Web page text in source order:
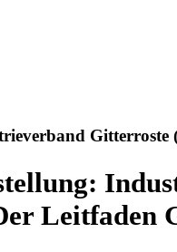
Gitterroste
Leitfaden